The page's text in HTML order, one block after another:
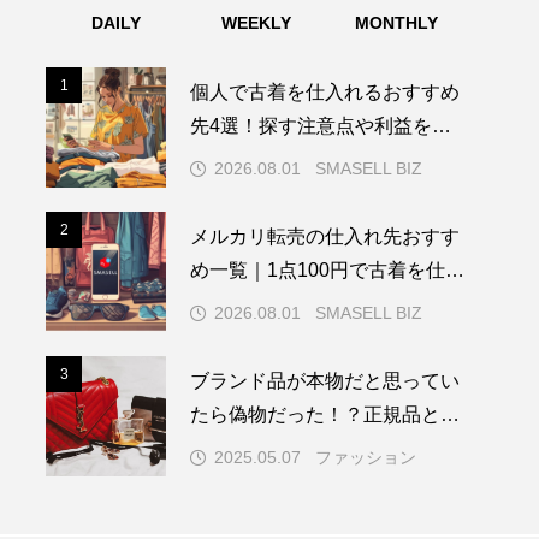
DAILY WEEKLY MONTHLY
1
個人で古着を仕入れるおすすめ
先4選！探す注意点や利益を出
すポイントも解説
2026.08.01 SMASELL BIZ
2
メルカリ転売の仕入れ先おすす
め一覧｜1点100円で古着を仕入
れる方法も解説
2026.08.01 SMASELL BIZ
3
ブランド品が本物だと思ってい
たら偽物だった！？正規品と並
行輸入品を知ろう！
2025.05.07 ファッション